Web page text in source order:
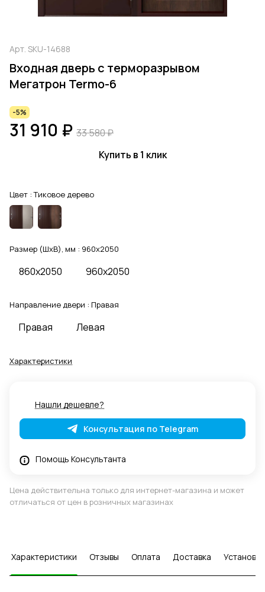
Арт. SKU-14688
Входная дверь с терморазрывом
Мегатрон Termo-6
-5%
31 910 ₽ 33 580 ₽
Купить в 1 клик
Цвет :Тиковое дерево
Размер (ШхВ), мм : 960x2050
860x2050 960x2050
Направление двери : Правая
Правая Левая
Характеристики
Нашли дешевле?
Консультация по Telegram
Помощь Консультанта
Цена действительна только для интернет-магазина и может
отличаться от цен в розничных магазинах
Характеристики Отзывы Оплата Доставка Установка